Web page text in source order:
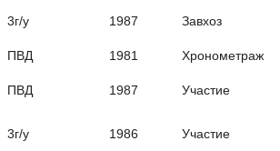
3г/у 1987 Завхоз
ПВД 1981
Хронометраж
ПВД 1987 Участие
3г/у 1986 Участие